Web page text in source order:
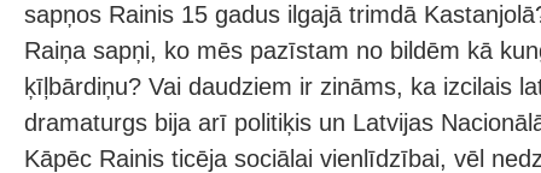
sapņos Rainis 15 gadus ilgajā trimdā
Raiņa sapņi, ko mēs pazīstam no bildēm kā
ķīļbārdiņu? Vai daudziem ir zināms, ka izcilais
dramaturgs bija arī politiķis un Latvijas
Kāpēc Rainis ticēja sociālai vienlīdzībai, vēl